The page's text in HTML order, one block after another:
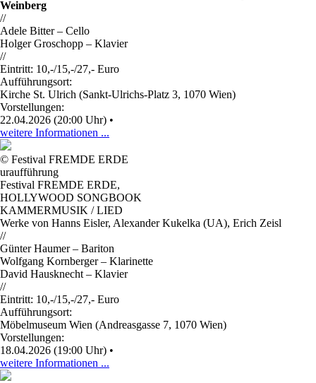
Weinberg
//
Adele Bitter – Cello
Holger Groschopp – Klavier
//
Eintritt: 10,-/15,-/27,- Euro
Aufführungsort:
Kirche St. Ulrich (Sankt-Ulrichs-Platz 3, 1070 Wien)
Vorstellungen:
22.04.2026 (20:00 Uhr) •
weitere Informationen ...
© Festival FREMDE ERDE
uraufführung
Festival FREMDE ERDE,
HOLLYWOOD SONGBOOK
KAMMERMUSIK / LIED
Werke von Hanns Eisler, Alexander Kukelka (UA), Erich Zeisl
//
Günter Haumer – Bariton
Wolfgang Kornberger – Klarinette
David Hausknecht – Klavier
//
Eintritt: 10,-/15,-/27,- Euro
Aufführungsort:
Möbelmuseum Wien (Andreasgasse 7, 1070 Wien)
Vorstellungen:
18.04.2026 (19:00 Uhr) •
weitere Informationen ...